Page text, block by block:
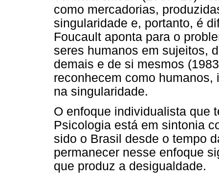
como mercadorias,
singularidade e, portanto, é
Foucault aponta para o
seres humanos em sujeitos,
demais e de si mesmos
reconhecem como
na singularidade.
O enfoque individualista que
Psicologia está em sintonia
sido o Brasil desde o tempo
permanecer nesse enfoque
que produz a desigualdade.